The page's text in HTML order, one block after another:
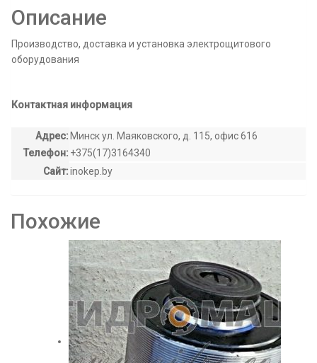
Описание
Производство, доставка и установка электрощитового
оборудования
Контактная информация
Адрес: Минск ул. Маяковского, д. 115, офис 616
Телефон: +375(17)3164340
Сайт:inokep.by
Похожие